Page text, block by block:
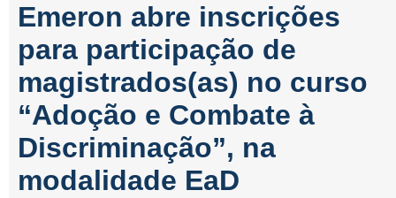
Emeron abre inscrições
para participação de
magistrados(as) no curso
“Adoção e Combate à
Discriminação”, na
modalidade EaD